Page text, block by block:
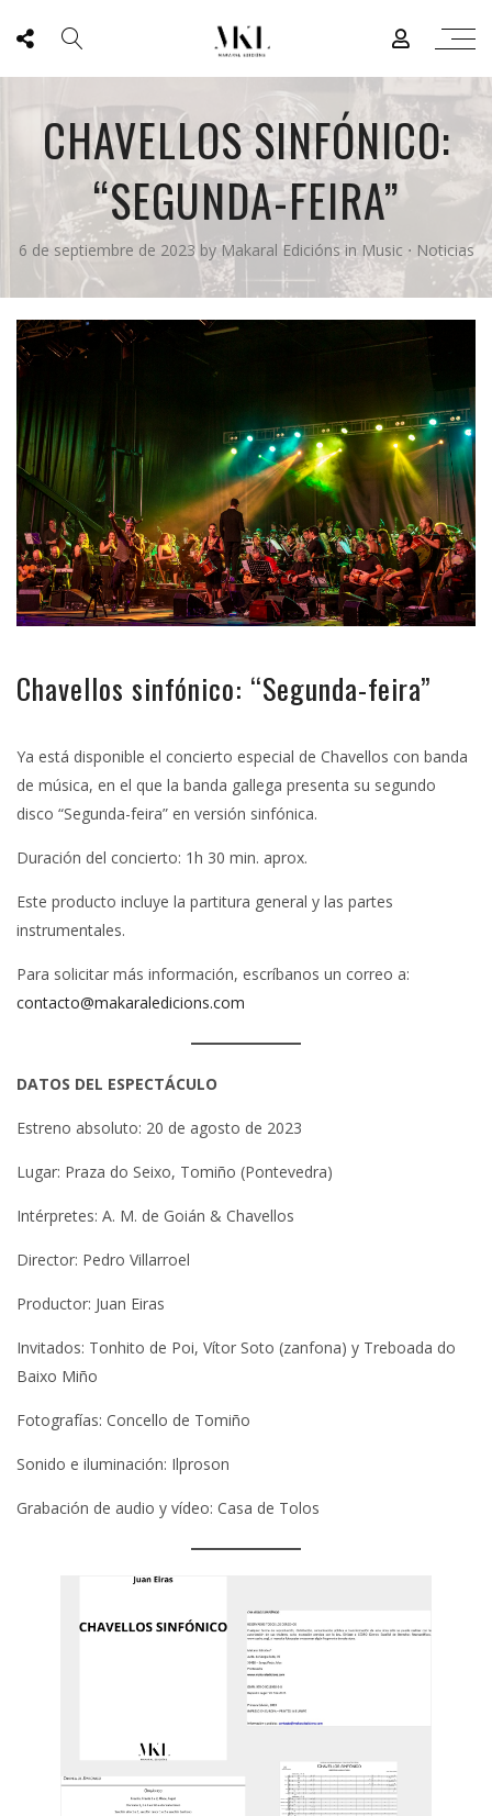
CHAVELLOS SINFÓNICO:
“SEGUNDA-FEIRA”
6 de septiembre de 2023 by Makaral Ediciónsin Music⋅ Noticias
Chavellos sinfónico: “Segunda-feira”
Ya está disponible el concierto especial de Chavellos con banda
de música, en el que la banda gallega presenta su segundo
disco “Segunda-feira” en versión sinfónica.
Duración del concierto: 1h 30 min. aprox.
Este producto incluye la partitura general y las partes
instrumentales.
Para solicitar más información, escríbanos un correo a:
contacto@makaraledicions.com
DATOS DEL ESPECTÁCULO
Estreno absoluto: 20 de agosto de 2023
Lugar: Praza do Seixo, Tomiño (Pontevedra)
Intérpretes: A. M. de Goián & Chavellos
Director: Pedro Villarroel
Productor: Juan Eiras
Invitados: Tonhito de Poi, Vítor Soto (zanfona) y Treboada do
Baixo Miño
Fotografías: Concello de Tomiño
Sonido e iluminación: Ilproson
Grabación de audio y vídeo: Casa de Tolos